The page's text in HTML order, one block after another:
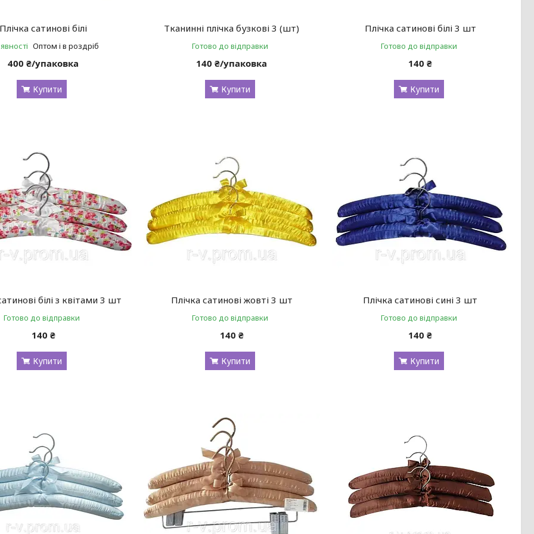
Плічка сатинові білі
Оптом і в роздріб
400 ₴/упаковка
Купити
Тканинні плічка бузкові 3 (шт)
Готово до відправки
140 ₴/упаковка
Купити
Плічка сатинові білі 3 шт
Готово до відправки
140 ₴
Купити
білі з квітами 3 шт
Готово до відправки
140 ₴
Купити
Плічка сатинові жовті 3 шт
Готово до відправки
140 ₴
Купити
Плічка сатинові сині 3 шт
Готово до відправки
140 ₴
Купити